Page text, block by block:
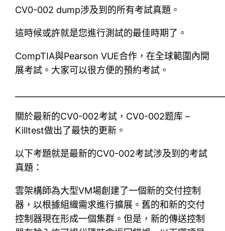
CV0-002 dump涉及到的所有考試真題。
這時候或許就是您進行測試的最佳時期了。
CompTIA與Pearson VUE合作，在全球範圍內開
展考試。大家可以很方便的預約考試。
關於最新的CV0-002考試，CV0-002题库 –
Killtest做出了最快的更新。
以下考題就是最新的CV0-002考試涉及到的考試
真題：
雲架構師為大型VM場創建了一個新的交付控制
器，以根據組織需求進行擴展。舊的和新的交付
控制器現在形成一個集群。但是，新的傳送控制